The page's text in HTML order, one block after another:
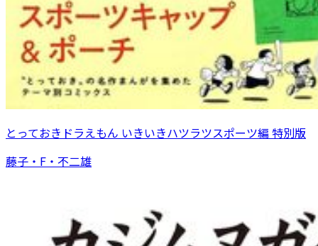
とっておきドラえもん いきいきハツラツスポーツ編 特別版
藤子・F・不二雄